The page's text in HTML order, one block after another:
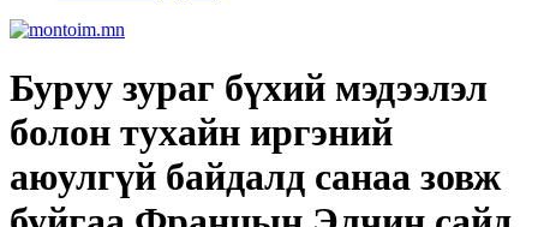
Буруу зураг бүхий мэдээлэл
болон тухайн иргэний
аюулгүй байдалд санаа зовж